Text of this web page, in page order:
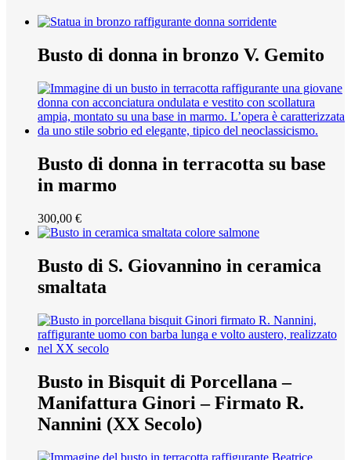
Busto di donna in bronzo V. Gemito
Busto di donna in terracotta su base
in marmo
300,00 €
Busto di S. Giovannino in ceramica
smaltata
Busto in Bisquit di Porcellana –
Manifattura Ginori – Firmato R.
Nannini (XX Secolo)